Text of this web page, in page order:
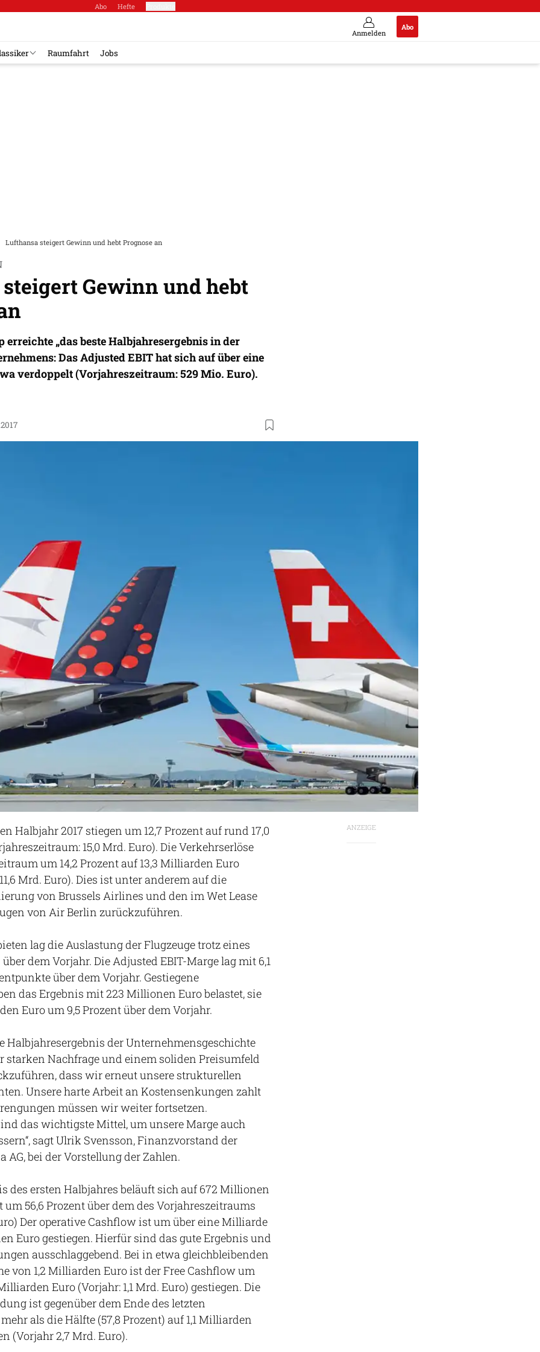
Abo Hefte
Anmelden
Abo
Raumfahrt Jobs
Lufthansa steigert Gewinn und hebt Prognose an
Gewinn und hebt
erreichte „das beste Halbjahresergebnis in der
Das Adjusted EBIT hat sich auf über eine
verdoppelt (Vorjahreszeitraum: 529 Mio. Euro).
ANZEIGE
Halbjahr 2017 stiegen um 12,7 Prozent auf rund 17,0
15,0 Mrd. Euro). Die Verkehrserlöse
um 14,2 Prozent auf 13,3 Milliarden Euro
Mrd. Euro). Dies ist unter anderem auf die
von Brussels Airlines und den im Wet Lease
von Air Berlin zurückzuführen.
lag die Auslastung der Flugzeuge trotz eines
dem Vorjahr. Die Adjusted EBIT-Marge lag mit 6,1
über dem Vorjahr. Gestiegene
das Ergebnis mit 223 Millionen Euro belastet, sie
Euro um 9,5 Prozent über dem Vorjahr.
Halbjahresergebnis der Unternehmensgeschichte
starken Nachfrage und einem soliden Preisumfeld
dass wir erneut unsere strukturellen
Unsere harte Arbeit an Kostensenkungen zahlt
müssen wir weiter fortsetzen.
das wichtigste Mittel, um unsere Marge auch
sagt Ulrik Svensson, Finanzvorstand der
AG, bei der Vorstellung der Zahlen.
des ersten Halbjahres beläuft sich auf 672 Millionen
56,6 Prozent über dem des Vorjahreszeitraums
Der operative Cashflow ist um über eine Milliarde
Euro gestiegen. Hierfür sind das gute Ergebnis und
ausschlaggebend. Bei in etwa gleichbleibenden
von 1,2 Milliarden Euro ist der Free Cashflow um
Euro (Vorjahr: 1,1 Mrd. Euro) gestiegen. Die
ist gegenüber dem Ende des letzten
als die Hälfte (57,8 Prozent) auf 1,1 Milliarden
(Vorjahr 2,7 Mrd. Euro).